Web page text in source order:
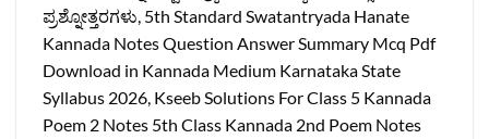
ಪ್ರಶ್ನೋತ್ತರಗಳು, 5th Standard Swatantryada Hanate
Kannada Notes Question Answer Summary Mcq Pdf
Download in Kannada Medium Karnataka State
Syllabus 2026, Kseeb Solutions For Class 5 Kannada
Poem 2 Notes 5th Class Kannada 2nd Poem Notes